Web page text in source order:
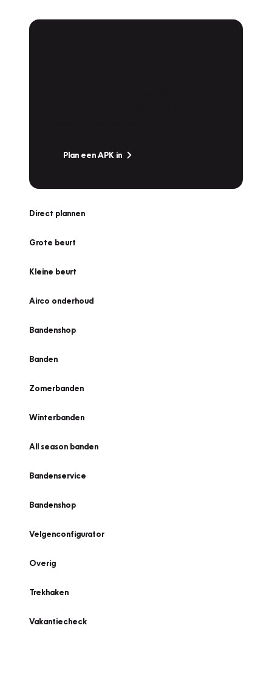
Plan een APK in
Direct plannen
Grote beurt
Kleine beurt
Airco onderhoud
Bandenshop
Banden
Zomerbanden
Winterbanden
All season banden
Bandenservice
Bandenshop
Velgenconfigurator
Overig
Trekhaken
Vakantiecheck